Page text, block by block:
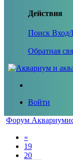
Действия
Поиск Вход/
Обратная
Войти
Форум
«
19
20